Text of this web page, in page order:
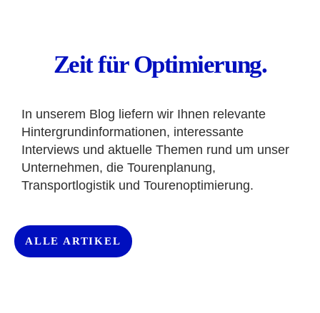
Zeit für Optimierung.
In unserem Blog liefern wir Ihnen relevante
Hintergrundinformationen, interessante
Interviews und aktuelle Themen rund um unser
Unternehmen, die Tourenplanung,
Transportlogistik und Tourenoptimierung.
ALLE ARTIKEL